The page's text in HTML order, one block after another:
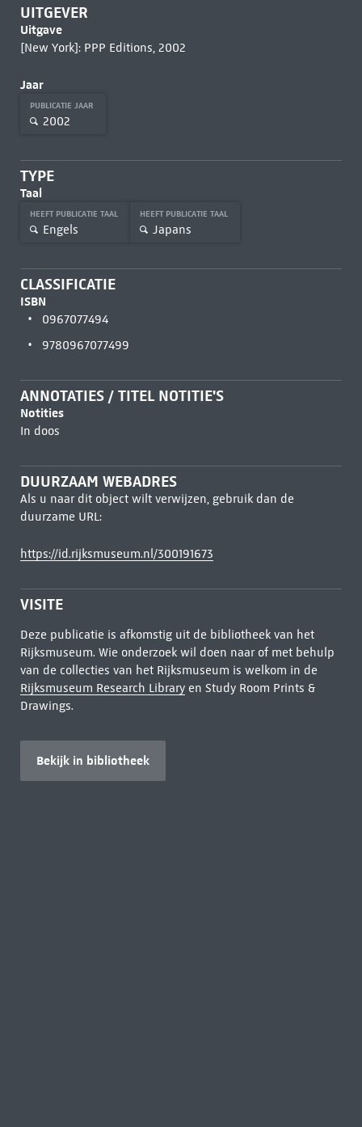
UITGEVER
Uitgave
[New York]: PPP Editions, 2002
Jaar
PUBLICATIE JAAR
2002
TYPE
Taal
HEEFT PUBLICATIE TAAL
Engels
HEEFT PUBLICATIE TAAL
Japans
CLASSIFICATIE
ISBN
0967077494
9780967077499
ANNOTATIES / TITEL NOTITIE'S
Notities
In doos
DUURZAAM WEBADRES
Als u naar dit object wilt verwijzen, gebruik dan de
duurzame URL:
https://id.rijksmuseum.nl/300191673
VISITE
Deze publicatie is afkomstig uit de bibliotheek van het
Rijksmuseum. Wie onderzoek wil doen naar of met behulp
van de collecties van het Rijksmuseum is welkom in de
Rijksmuseum Research Libraryen Study Room Prints &
Drawings.
Bekijk in bibliotheek